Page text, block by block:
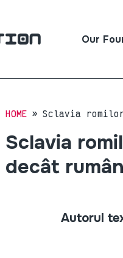
Our
HOME Sclavia
Sclavia
decât
Autorul